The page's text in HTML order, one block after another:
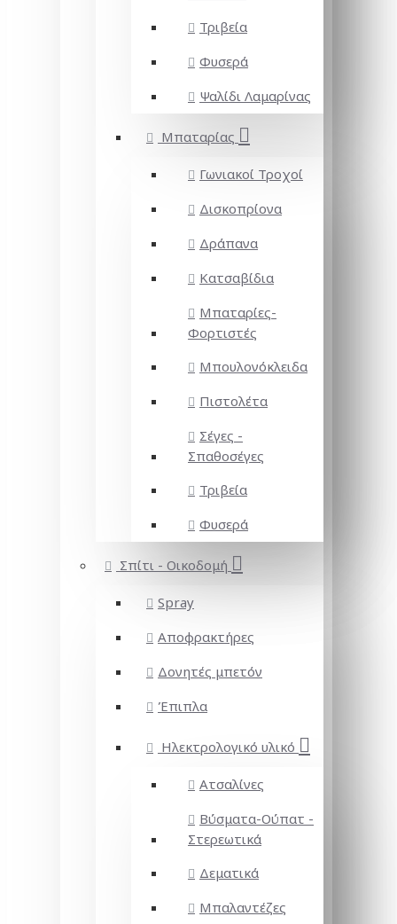
Τριβεία
Φυσερά
Ψαλίδι Λαμαρίνας
Μπαταρίας
Γωνιακοί Τροχοί
Δισκοπρίονα
Δράπανα
Κατσαβίδια
Μπαταρίες-
Φορτιστές
Μπουλονόκλειδα
Πιστολέτα
Σέγες -
Σπαθοσέγες
Τριβεία
Φυσερά
Σπίτι - Οικοδομή
Spray
Αποφρακτήρες
Δονητές μπετόν
Έπιπλα
Ηλεκτρολογικό υλικό
Ατσαλίνες
Βύσματα-Ούπατ -
Στερεωτικά
Δεματικά
Μπαλαντέζες